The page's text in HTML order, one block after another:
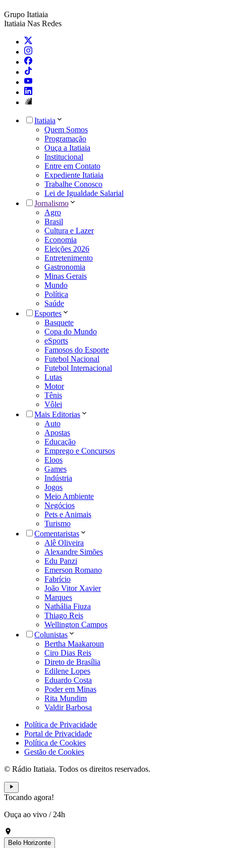
Grupo Itatiaia
Itatiaia Nas Redes
Itatiaia
Quem Somos
Programação
Ouça a Itatiaia
Institucional
Entre em Contato
Expediente Itatiaia
Trabalhe Conosco
Lei de Igualdade Salarial
Jornalismo
Agro
Brasil
Cultura e Lazer
Economia
Eleições 2026
Entretenimento
Gastronomia
Minas Gerais
Mundo
Política
Saúde
Esportes
Basquete
Copa do Mundo
eSports
Famosos do Esporte
Futebol Nacional
Futebol Internacional
Lutas
Motor
Tênis
Vôlei
Mais Editorias
Auto
Apostas
Educação
Emprego e Concursos
Eloos
Games
Indústria
Jogos
Meio Ambiente
Negócios
Pets e Animais
Turismo
Comentaristas
Alê Oliveira
Alexandre Simões
Edu Panzi
Emerson Romano
Fabrício
João Vitor Xavier
Marques
Nathália Fiuza
Thiago Reis
Wellington Campos
Colunistas
Bertha Maakaroun
Ciro Dias Reis
Direto de Brasília
Edilene Lopes
Eduardo Costa
Poder em Minas
Rita Mundim
Valdir Barbosa
Política de Privacidade
Portal de Privacidade
Política de Cookies
Gestão de Cookies
© Rádio Itatiaia. Todos os direitos reservados.
Tocando agora!
Ouça ao vivo / 24h
Belo Horizonte